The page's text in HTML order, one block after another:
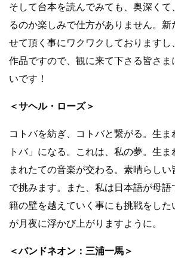
そして台本を読んでみても、奥深くて
るのか楽しみで仕方がありません。新
せて頂く事にワクワクしておりますし
作品ですので、観に来て下さる皆さま
いです！
＜サヘル・ローズ＞
コトバを紡ぎ、コトバと繋がる。生ま
トバ」になる。これは、私の夢。生
まれたての音楽が交わる。素晴らし
で挑みます。また、私は日本語が母語
籍の壁を越えていく事にも挑戦をした
が月夜に浮かび上がりますように。
＜バンドネオン：三浦一馬＞